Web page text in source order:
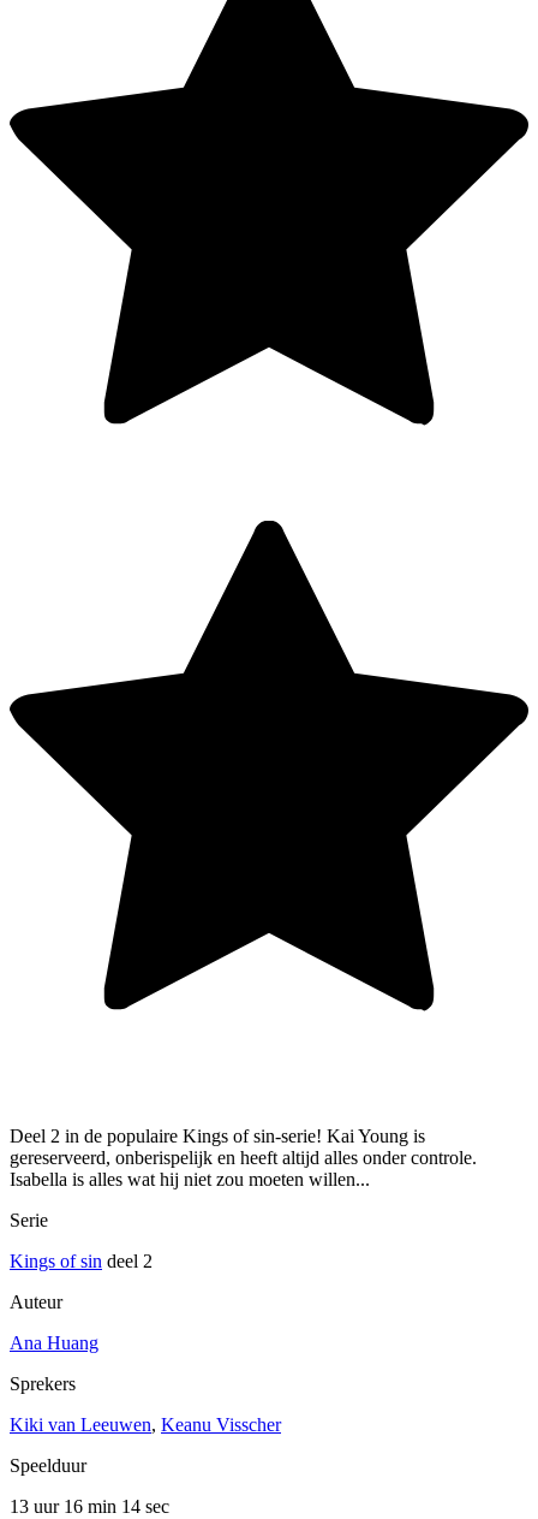
Deel 2 in de populaire Kings of sin-serie! Kai Young is
gereserveerd, onberispelijk en heeft altijd alles onder controle.
Isabella is alles wat hij niet zou moeten willen...
Serie
Kings of sin deel 2
Auteur
Ana Huang
Sprekers
Kiki van Leeuwen, Keanu Visscher
Speelduur
13 uur 16 min 14 sec